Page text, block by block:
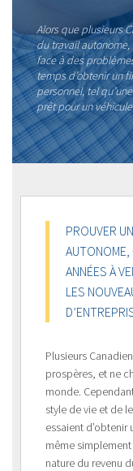
Alors que plusieurs
du travail
face à des
temps d’obtenir un
personnel, tel
prêt pour un
PROUVER
AUTONOME,
ANNÉES À
LES
Plusieurs
prospères, et ne
monde.
style de vie et de
essaient
même
nature du revenu